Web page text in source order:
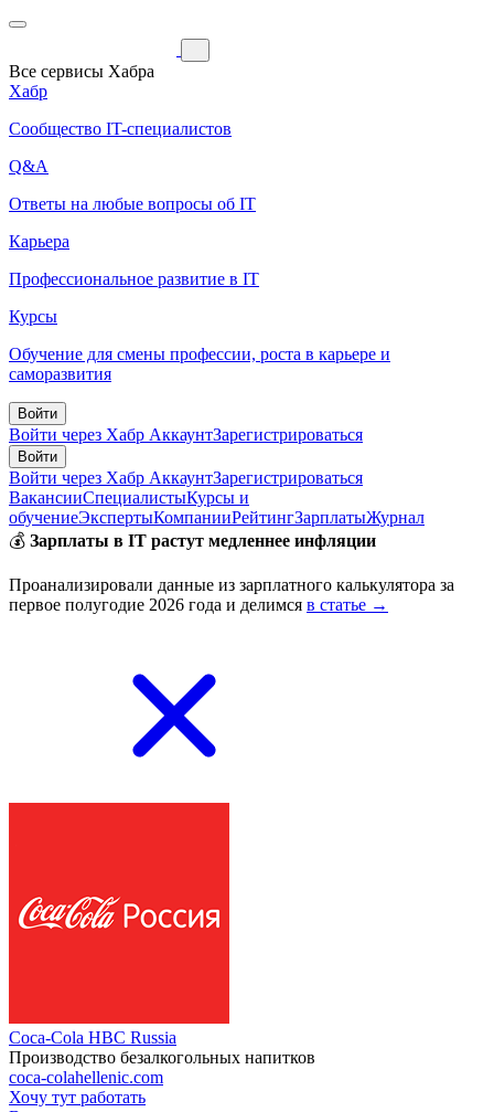
Все сервисы Хабра
Хабр
Сообщество IT-специалистов
Q&A
Ответы на любые вопросы об IT
Карьера
Профессиональное развитие в IT
Курсы
Обучение для смены профессии, роста в карьере и
саморазвития
Войти
Войти через Хабр АккаунтЗарегистрироваться
Войти
Войти через Хабр АккаунтЗарегистрироваться
ВакансииСпециалистыКурсы и
обучениеЭкспертыКомпанииРейтингЗарплатыЖурнал
💰 Зарплаты в IT растут медленнее инфляции
Проанализировали данные из зарплатного калькулятора за
первое полугодие 2026 года и делимся в статье →
Coca-Cola HBC Russia
Производство безалкогольных напитков
coca-colahellenic.com
Хочу тут работать